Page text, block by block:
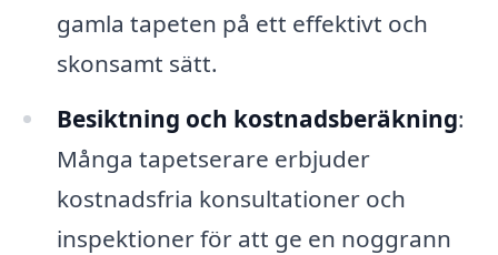
gamla tapeten på ett effektivt och
skonsamt sätt.
Besiktning och kostnadsberäkning:
Många tapetserare erbjuder
kostnadsfria konsultationer och
inspektioner för att ge en noggrann